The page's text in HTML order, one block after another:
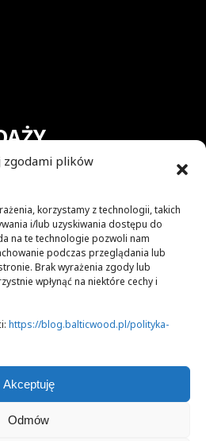
zgodami plików
korzystamy z technologii, takich
i/lub uzyskiwania dostępu do
na te technologie pozwoli nam
podczas przeglądania lub
Brak wyrażenia zgody lub
wpłynąć na niektóre cechy i
https://blog.balticwood.pl/polityka-
Akceptuję
Odmów
na temat drewna, desek
ułożonych. Jesteśmy
doradzamy, jakie deski
niezwykły (mikro)klimat.
aranżacji pomieszczeń, ale też
się trafić w gusta zarówno
lubiących styl nowoczesny
piękno i naturalność, to na pewno
które Cię zachwycą.